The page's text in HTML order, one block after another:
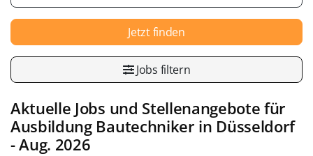
Jetzt finden
Jobs filtern
Aktuelle Jobs und Stellenangebote für
Ausbildung Bautechniker in Düsseldorf
- Aug. 2026